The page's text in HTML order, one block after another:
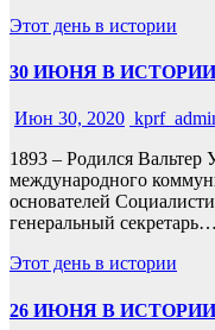
Этот день в истории
30 ИЮНЯ В ИСТОРИИ
Июн 30, 2020
1893 – Родился Вальтер
международного
основателей
генеральный секретарь…
Этот день в истории
26 ИЮНЯ В ИСТОРИИ